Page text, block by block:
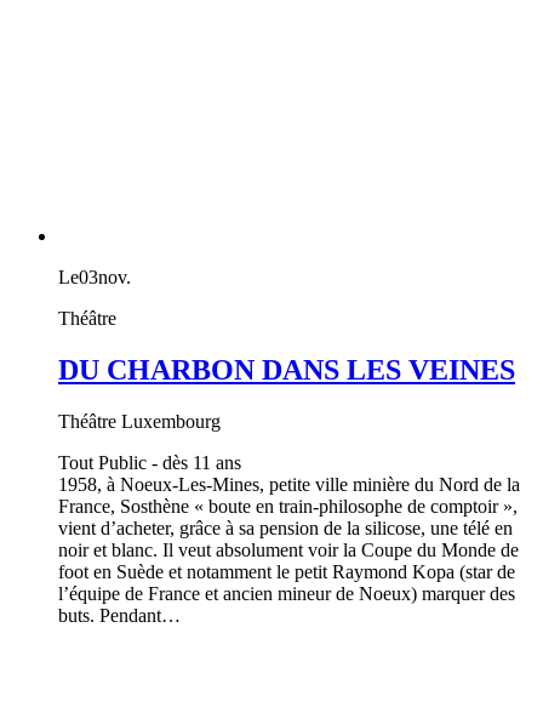
Le03nov.
Théâtre
DU CHARBON DANS LES VEINES
Théâtre Luxembourg
Tout Public - dès 11 ans
1958, à Noeux-Les-Mines, petite ville minière du Nord de la
France, Sosthène « boute en train-philosophe de comptoir »,
vient d’acheter, grâce à sa pension de la silicose, une télé en
noir et blanc. Il veut absolument voir la Coupe du Monde de
foot en Suède et notamment le petit Raymond Kopa (star de
l’équipe de France et ancien mineur de Noeux) marquer des
buts. Pendant…